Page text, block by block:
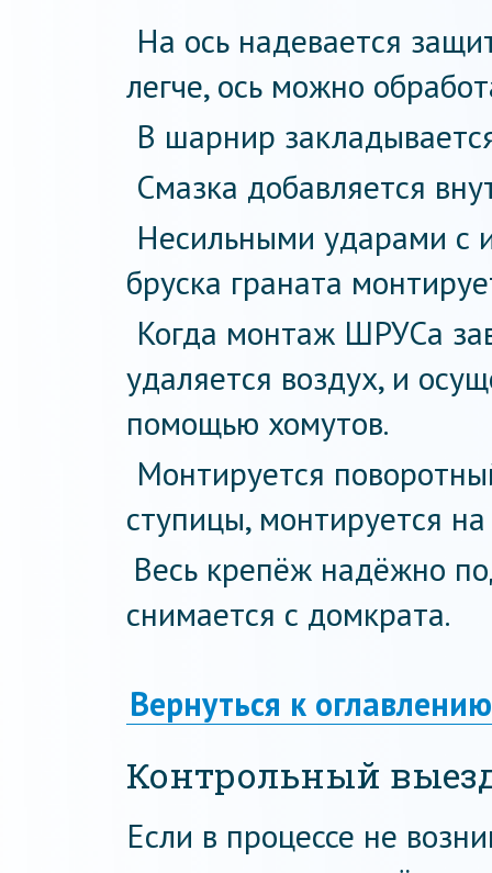
На ось надевается
легче, ось можно
В шарнир
Смазка добавляется
Несильными ударами с
бруска граната
Когда монтаж ШРУСа
удаляется воздух, и
помощью хомутов.
Монтируется
ступицы, монтируется
Весь крепёж надёжно
снимается с домкрата.
Вернуться к оглавлению
Контрольный
Если в процессе не